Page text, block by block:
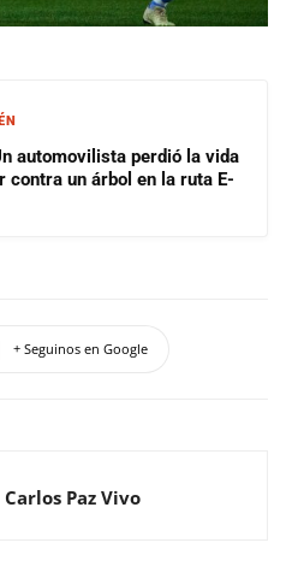
automovilista perdió la vida
contra un árbol en la ruta E-
+ Seguinos en Google
Paz Vivo